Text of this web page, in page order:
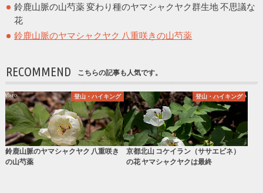
鈴鹿山脈の山芍薬 変わり種のヤマシャクヤク群生地 不思議な
花
鈴鹿山脈のヤマシャクヤク 八重咲きの山芍薬
RECOMMEND こちらの記事も人気です。
登山・ハイキング
鈴鹿山脈のヤマシャクヤク 八重咲き
の山芍薬
登山・ハイキング
京都北山 コケイラン（ササエビネ）
の花 ヤマシャクヤクは最終